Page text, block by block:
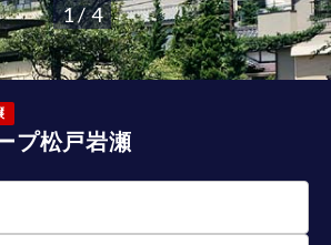
1 / 4
プ松戸岩瀬